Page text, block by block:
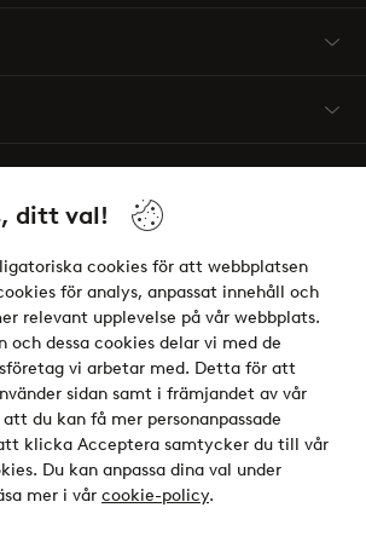
ditt val!
cookies för att webbplatsen
för analys, anpassat innehåll och
relevant upplevelse på vår webbplats.
och dessa cookies delar vi med de
vi arbetar med. Detta för att
sidan samt i främjandet av vår
du kan få mer personanpassade
klicka Acceptera samtycker du till vår
Du kan anpassa dina val under
mer i vår cookie-policy.
- Betala direkt eller dela upp
mer om våra betalalternativ?
elpy